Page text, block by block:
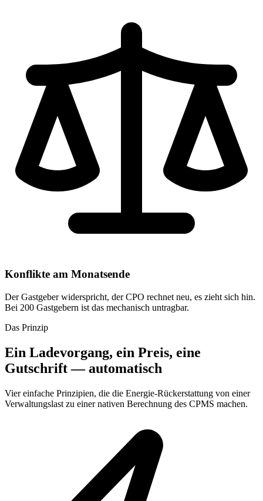
Konflikte am Monatsende
Der Gastgeber widerspricht, der CPO rechnet neu, es zieht sich hin.
Bei 200 Gastgebern ist das mechanisch untragbar.
Das Prinzip
Ein Ladevorgang, ein Preis, eine
Gutschrift — automatisch
Vier einfache Prinzipien, die die Energie-Rückerstattung von einer
Verwaltungslast zu einer nativen Berechnung des CPMS machen.